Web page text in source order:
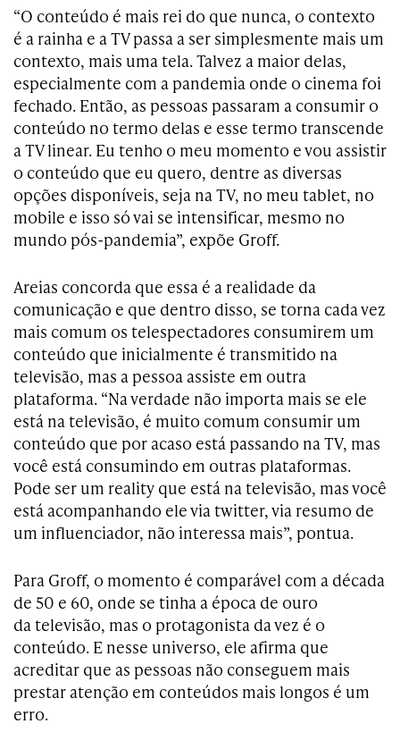
“O conteúdo é mais rei do que nunca, o contexto
é a rainha e a TV passa a ser simplesmente mais um
contexto, mais uma tela. Talvez a maior delas,
especialmente com a pandemia onde o cinema foi
fechado. Então, as pessoas passaram a consumir o
conteúdo no termo delas e esse termo transcende
a TV linear. Eu tenho o meu momento e vou assistir
o conteúdo que eu quero, dentre as diversas
opções disponíveis, seja na TV, no meu tablet, no
mobile e isso só vai se intensificar, mesmo no
mundo pós-pandemia”, expõe Groff.
Areias concorda que essa é a realidade da
comunicação e que dentro disso, se torna cada vez
mais comum os telespectadores consumirem um
conteúdo que inicialmente é transmitido na
televisão, mas a pessoa assiste em outra
plataforma. “Na verdade não importa mais se ele
está na televisão, é muito comum consumir um
conteúdo que por acaso está passando na TV, mas
você está consumindo em outras plataformas.
Pode ser um reality que está na televisão, mas você
está acompanhando ele via twitter, via resumo de
um influenciador, não interessa mais”, pontua.
Para Groff, o momento é comparável com a década
de 50 e 60, onde se tinha a época de ouro
da televisão, mas o protagonista da vez é o
conteúdo. E nesse universo, ele afirma que
acreditar que as pessoas não conseguem mais
prestar atenção em conteúdos mais longos é um
erro.